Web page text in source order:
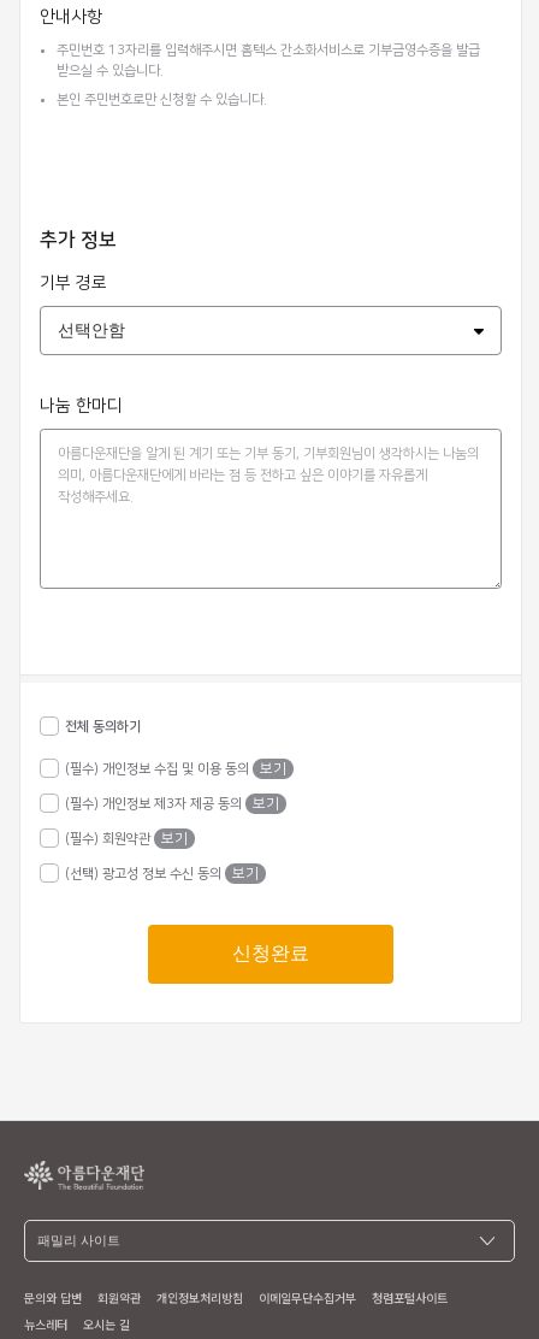
안내사항
주민번호 13자리를 입력해주시면 홈텍스 간소화서비스로 기부금영수증을 발급
받으실 수 있습니다.
본인 주민번호로만 신청할 수 있습니다.
추가 정보
기부 경로
나눔 한마디
전체 동의하기
(필수) 개인정보 수집 및 이용 동의 보기
(필수) 개인정보 제3자 제공 동의 보기
(필수) 회원약관 보기
(선택) 광고성 정보 수신 동의 보기
신청완료
문의와 답변 회원약관 개인정보처리방침 이메일무단수집거부
청렴포털사이트
뉴스레터
오시는 길